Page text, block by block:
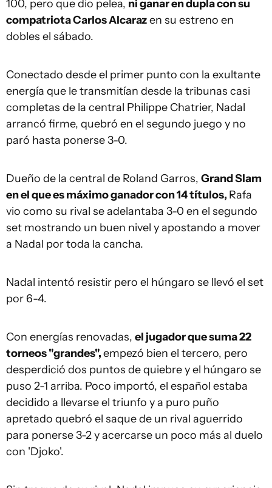
100, pero que dio pelea, ni ganar en dupla con su
compatriota Carlos Alcarazen su estreno en
dobles el sábado.
Conectado desde el primer punto con la exultante
energía que le transmitían desde la tribunas casi
completas de la central Philippe Chatrier, Nadal
arrancó firme, quebró en el segundo juego y no
paró hasta ponerse 3-0.
Dueño de la central de Roland Garros, Grand Slam
en el que es máximo ganador con 14 títulos, Rafa
vio como su rival se adelantaba 3-0 en el segundo
set mostrando un buen nivel y apostando a mover
a Nadal por toda la cancha.
Nadal intentó resistir pero el húngaro se llevó el set
por 6-4.
Con energías renovadas, el jugador que suma 22
torneos "grandes",empezó bien el tercero, pero
desperdició dos puntos de quiebre y el húngaro se
puso 2-1 arriba. Poco importó, el español estaba
decidido a llevarse el triunfo y a puro puño
apretado quebró el saque de un rival aguerrido
para ponerse 3-2 y acercarse un poco más al duelo
con 'Djoko'.